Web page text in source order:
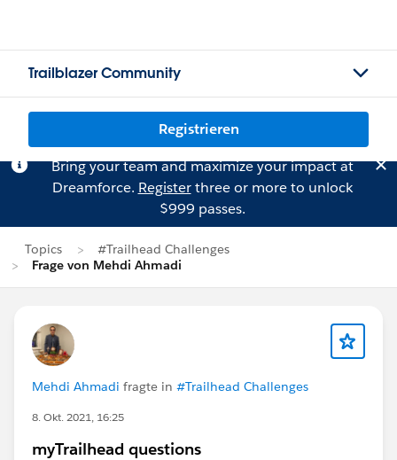
Trailblazer Community
Registrieren
Bring your team and maximize your impact at
Dreamforce. Registerthree or more to unlock
$999 passes.
Topics
#Trailhead Challenges
Frage von Mehdi Ahmadi
Mehdi Ahmadi fragte in #Trailhead Challenges
8. Okt. 2021, 16:25
myTrailhead questions